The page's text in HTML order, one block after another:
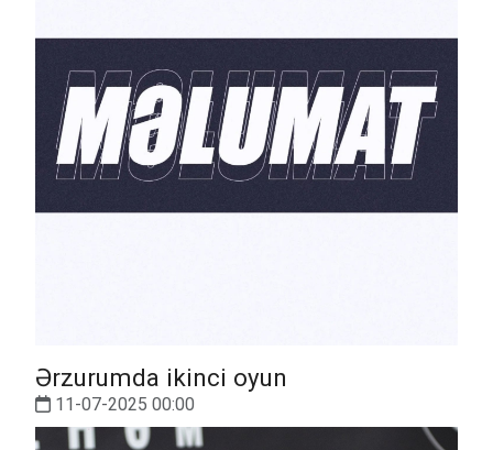
Ərzurumda ikinci oyun
11-07-2025 00:00